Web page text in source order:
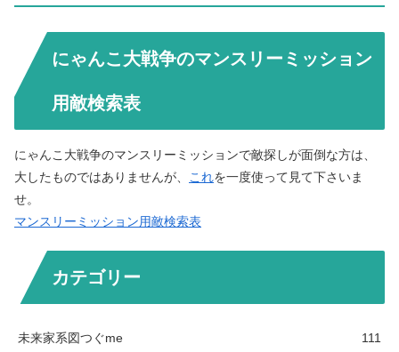
にゃんこ大戦争のマンスリーミッション
用敵検索表
にゃんこ大戦争のマンスリーミッションで敵探しが面倒な方は、
大したものではありませんが、 これを一度使って見て下さいま
せ。
マンスリーミッション用敵検索表
カテゴリー
未来家系図つぐme 111